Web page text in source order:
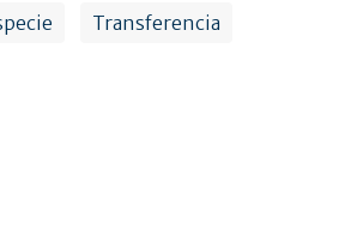
Transferencia